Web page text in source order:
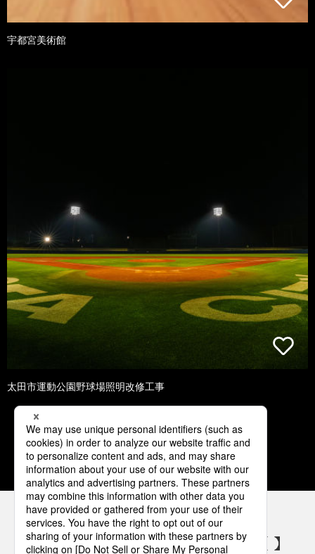
宇都宮美術館
太田市運動公園野球場照明改修工事
1 2 3 4 5
パナソニックの電気設備 SNSアカウント